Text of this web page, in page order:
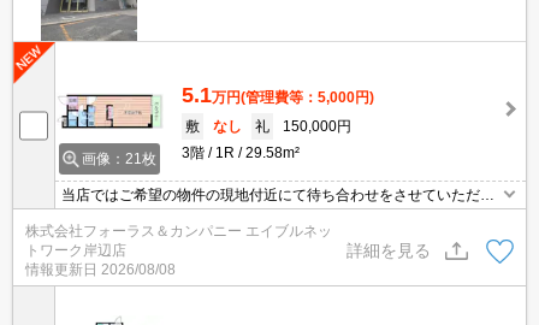
画像：21枚
5.1万円(管理費等：5,000円)
敷
なし 礼
150,000円
3階
1R 29.58m²
当店ではご希望の物件の現地付近にて待ち合わせをさせていただき
ご内覧いただくサービスや、主要駅までのお迎えサービスも実施中
です。詳しくは当店 「０１２０－９６７－０９９」にお気軽にお問
合せ下さい♪
株式会社フォーラス＆カンパニー エイブルネッ
トワーク岸辺店
情報更新日 2026/08/08
詳細を見る